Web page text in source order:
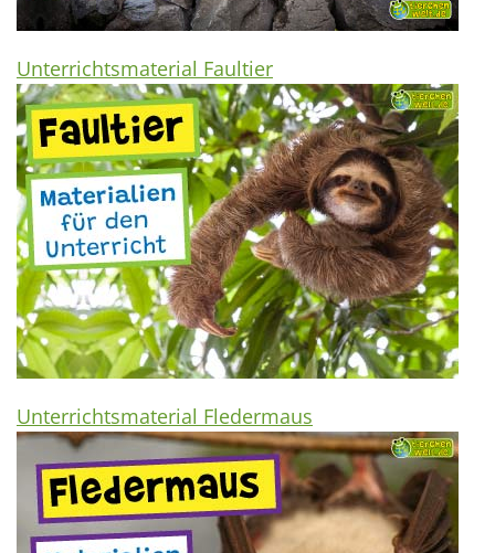
Unterrichtsmaterial Faultier
Unterrichtsmaterial Fledermaus